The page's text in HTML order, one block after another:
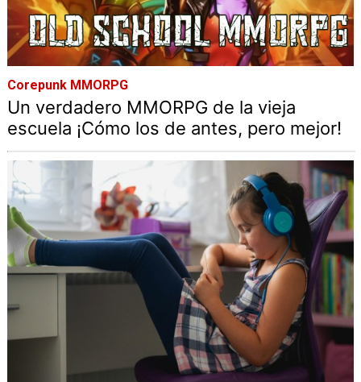
Corepunk MMORPG
Un verdadero MMORPG de la vieja
escuela ¡Cómo los de antes, pero mejor!